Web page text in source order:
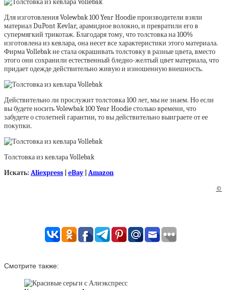
Для изготовления Volewbak 100 Year Hoodie производители взяли
материал DuPont Kevlar, арамидное волокно, и превратили его в
супермягкий трикотаж. Благодаря тому, что толстовка на 100%
изготовлена из кевлара, она несет все характеристики этого материала.
Фирма Vollebak не стала окрашивать толстовку в разные цвета, вместо
этого они сохранили естественный бледно-желтый цвет материала, что
придает одежде действительно живую и изношенную внешность.
Действительно ли прослужит толстовка 100 лет, мы не знаем. Но если
вы будете носить Volewbak 100 Year Hoodie столько времени, что
забудете о столетней гарантии, то вы действительно выиграете от ее
покупки.
Толстовка из кевлара Vollebak
Искать: Aliexpress eBay| Amazon
©
Смотрите также: